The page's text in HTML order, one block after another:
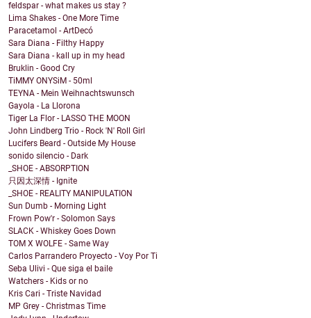
feldspar - what makes us stay ?
Lima Shakes - One More Time
Paracetamol - ArtDecó
Sara Diana - Filthy Happy
Sara Diana - kall up in my head
Bruklin - Good Cry
TiMMY ONYSiM - 50ml
TEYNA - Mein Weihnachtswunsch
Gayola - La Llorona
Tiger La Flor - LASSO THE MOON
John Lindberg Trio - Rock 'N' Roll Girl
Lucifers Beard - Outside My House
sonido silencio - Dark
_SHOE - ABSORPTION
只因太深情 - Ignite
_SHOE - REALITY MANIPULATION
Sun Dumb - Morning Light
Frown Pow'r - Solomon Says
SLACK - Whiskey Goes Down
TOM X WOLFE - Same Way
Carlos Parrandero Proyecto - Voy Por Ti
Seba Ulivi - Que siga el baile
Watchers - Kids or no
Kris Cari - Triste Navidad
MP Grey - Christmas Time